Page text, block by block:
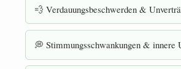
💨 Verdauungsbeschwerden &
💭 Stimmungsschwankungen & innere